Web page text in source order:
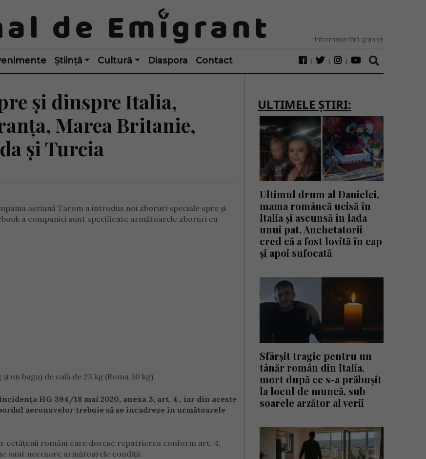
Informația fără granițe
Știință Cultură Diaspora Contact
și dinspre Italia,
Marea Britanie,
și Turcia
aeriană Tarom a introdus noi zboruri speciale spre și
a companiei sunt specificate următoarele zboruri cu
un bagaj de cală de 23 kg (Roma 30 kg).
HG 394/18 mai 2020, anexa 3, art. 4., iar din aceste
aeronavelor trebuie să se încadreze în următoarele
cetățenii români care doresc repatrierea conform art. 4,
sunt necesare următoarele condiții:
ULTIMELE ȘTIRI:
Ultimul drum al Danielei,
mama româncă ucisă în
Italia și ascunsă în lada
unui pat. Anchetatorii
cred că a fost lovită în cap
și apoi sufocată
Sfârșit tragic pentru un
tânăr român din Italia,
mort după ce s-a prăbușit
la locul de muncă, sub
soarele arzător al verii